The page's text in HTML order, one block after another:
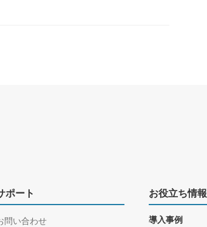
ポート
問い合わせ
お役立ち情報
導入事例